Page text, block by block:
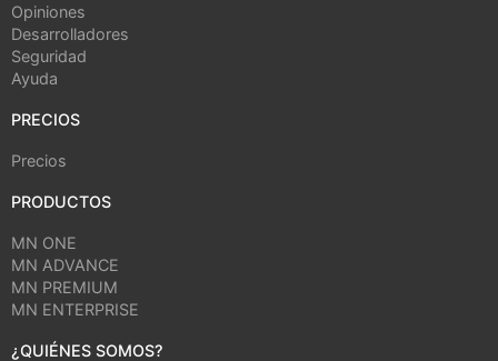
Opiniones
Desarrolladores
Seguridad
Ayuda
PRECIOS
Precios
PRODUCTOS
MN ONE
MN ADVANCE
MN PREMIUM
MN ENTERPRISE
¿QUIÉNES SOMOS?